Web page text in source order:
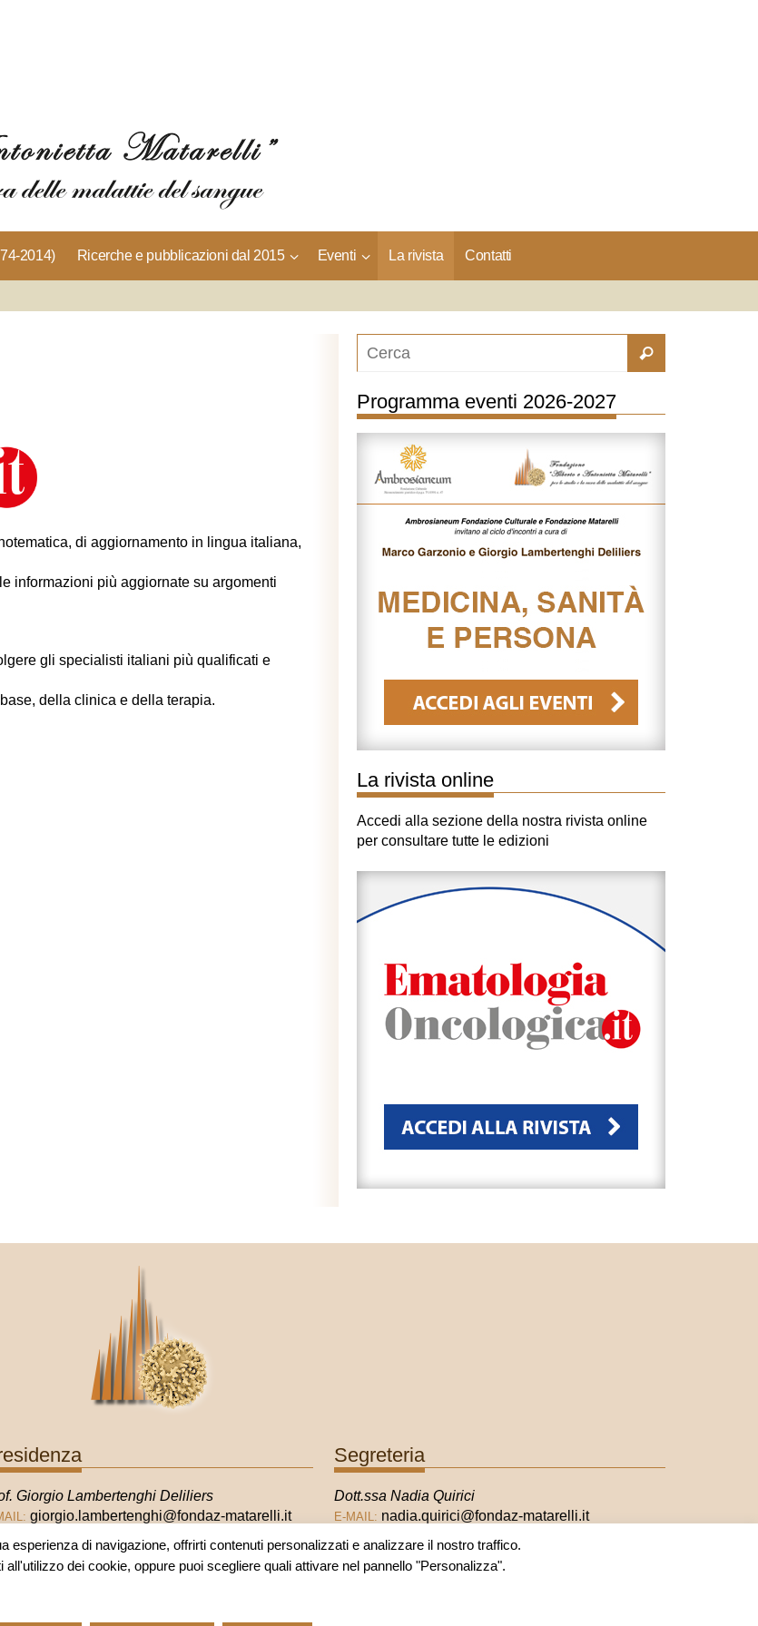
2014) Ricerche e pubblicazioni dal 2015 Eventi La rivista Contatti
di aggiornamento in lingua italiana,
informazioni più aggiornate su argomenti
gli specialisti italiani più qualificati e
della clinica e della terapia.
Programma eventi 2026-2027
La rivista online
Accedi alla sezione della nostra rivista online
per consultare tutte le edizioni
Giorgio Lambertenghi Deliliers
giorgio.lambertenghi@fondaz-matarelli.it
Segreteria
Dott.ssa Nadia Quirici
E-MAIL: nadia.quirici@fondaz-matarelli.it
esperienza di navigazione, offrirti contenuti personalizzati e analizzare il nostro traffico.
all'utilizzo dei cookie, oppure puoi scegliere quali attivare nel pannello "Personalizza".